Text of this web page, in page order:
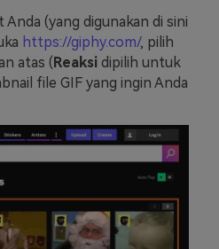
(yang digunakan di sini
https://giphy.com/, pilih
atas ( Reaksi dipilih untuk
file GIF yang ingin Anda